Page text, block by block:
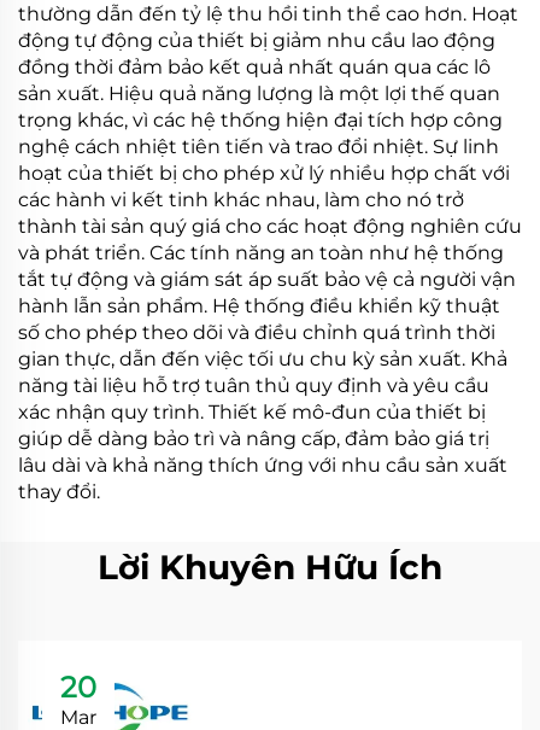
thường dẫn đến tỷ lệ thu hồi tinh thể cao hơn. Hoạt
động tự động của thiết bị giảm nhu cầu lao động
đồng thời đảm bảo kết quả nhất quán qua các lô
sản xuất. Hiệu quả năng lượng là một lợi thế quan
trọng khác, vì các hệ thống hiện đại tích hợp công
nghệ cách nhiệt tiên tiến và trao đổi nhiệt. Sự linh
hoạt của thiết bị cho phép xử lý nhiều hợp chất với
các hành vi kết tinh khác nhau, làm cho nó trở
thành tài sản quý giá cho các hoạt động nghiên cứu
và phát triển. Các tính năng an toàn như hệ thống
tắt tự động và giám sát áp suất bảo vệ cả người vận
hành lẫn sản phẩm. Hệ thống điều khiển kỹ thuật
số cho phép theo dõi và điều chỉnh quá trình thời
gian thực, dẫn đến việc tối ưu chu kỳ sản xuất. Khả
năng tài liệu hỗ trợ tuân thủ quy định và yêu cầu
xác nhận quy trình. Thiết kế mô-đun của thiết bị
giúp dễ dàng bảo trì và nâng cấp, đảm bảo giá trị
lâu dài và khả năng thích ứng với nhu cầu sản xuất
thay đổi.
Lời Khuyên Hữu Ích
20
Mar